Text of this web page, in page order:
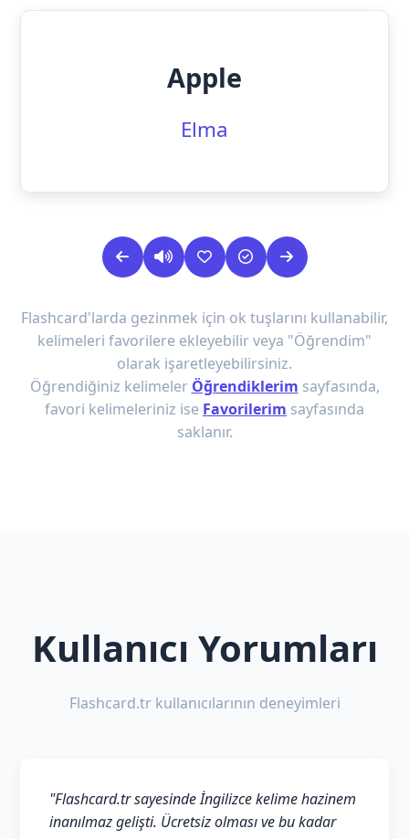
Apple
Elma
Flashcard'larda gezinmek için ok tuşlarını kullanabilir,
kelimeleri favorilere ekleyebilir veya "Öğrendim"
olarak işaretleyebilirsiniz.
Öğrendiğiniz kelimeler Öğrendiklerim sayfasında,
favori kelimeleriniz ise Favorilerim sayfasında
saklanır.
Kullanıcı Yorumları
Flashcard.tr kullanıcılarının deneyimleri
"Flashcard.tr sayesinde İngilizce kelime hazinem
inanılmaz gelişti. Ücretsiz olması ve bu kadar